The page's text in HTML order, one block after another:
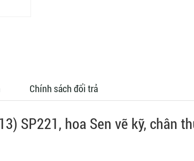
Chính sách đổi trả
SP221, hoa Sen vẽ kỹ, chân